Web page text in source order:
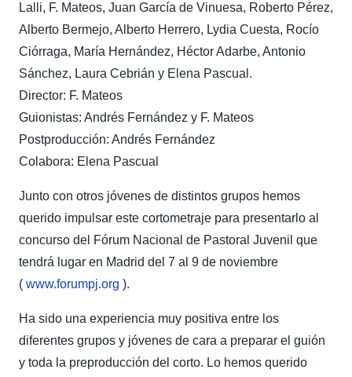
Lalli, F. Mateos, Juan García de Vinuesa, Roberto Pérez,
Alberto Bermejo, Alberto Herrero, Lydia Cuesta, Rocío
Ciórraga, María Hernández, Héctor Adarbe, Antonio
Sánchez, Laura Cebrián y Elena Pascual.
Director: F. Mateos
Guionistas: Andrés Fernández y F. Mateos
Postproducción: Andrés Fernández
Colabora: Elena Pascual
Junto con otros jóvenes de distintos grupos hemos
querido impulsar este cortometraje para presentarlo al
concurso del Fórum Nacional de Pastoral Juvenil que
tendrá lugar en Madrid del 7 al 9 de noviembre
( www.forumpj.org ).
Ha sido una experiencia muy positiva entre los
diferentes grupos y jóvenes de cara a preparar el guión
y toda la preproducción del corto. Lo hemos querido